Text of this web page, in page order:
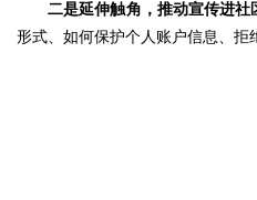
二是延伸触角，推动宣传进社
形式、如何保护个人账户信息、拒